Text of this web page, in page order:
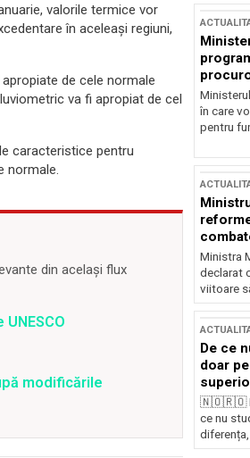
valorile termice vor
în aceleași regiuni,
de cele normale
va fi apropiat de cel
caracteristice pentru
normale.
din același flux
modificările
în care
pentru
Ministra
declarat
viitoare
De ce
doar
🇳🇴🇷🇴
ce nu